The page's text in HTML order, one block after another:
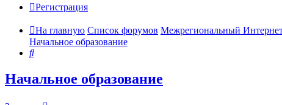
Регистрация
На главную Список форумов Межрегиональный
Начальное образование
Поиск
Начальное образование